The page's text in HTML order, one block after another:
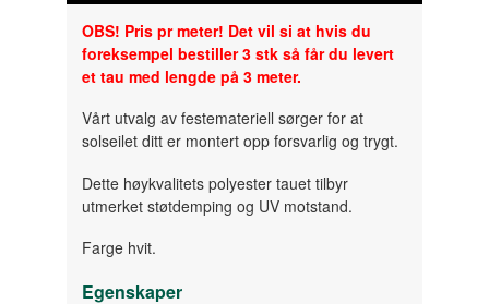
OBS! Pris pr meter! Det vil si at hvis du
foreksempel bestiller 3 stk så får du levert
et tau med lengde på 3 meter.
Vårt utvalg av festemateriell sørger for at
solseilet ditt er montert opp forsvarlig og trygt.
Dette høykvalitetspolyester tauet tilbyr
utmerket støtdemping og UV motstand.
Farge hvit.
Egenskaper